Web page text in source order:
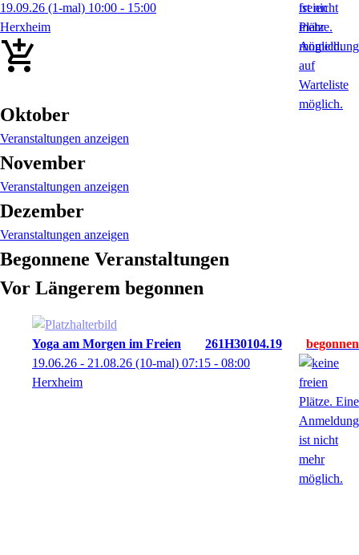
19.09.26 (1-mal) 10:00 - 15:00
Herxheim
Oktober
Veranstaltungen anzeigen
November
Veranstaltungen anzeigen
Dezember
Veranstaltungen anzeigen
Begonnene Veranstaltungen
Vor Längerem begonnen
Yoga am Morgen im Freien
261H30104.19
19.06.26 - 21.08.26 (10-mal) 07:15 - 08:00
Herxheim